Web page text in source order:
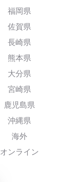
福岡県
佐賀県
長崎県
熊本県
大分県
宮崎県
鹿児島県
沖縄県
海外
オンライン